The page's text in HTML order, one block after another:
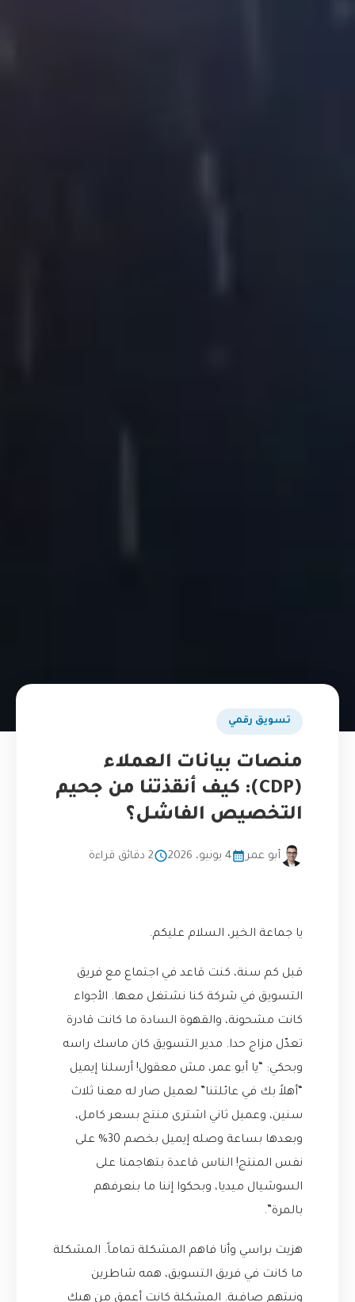
تسويق رقمي
منصات بيانات العملاء
(CDP): كيف أنقذتنا من جحيم
التخصيص الفاشل؟
أبو عمر 4 يونيو، 2026 2 دقائق قراءة
يا جماعة الخير، السلام عليكم.
قبل كم سنة، كنت قاعد في اجتماع مع فريق
التسويق في شركة كنا نشتغل معها. الأجواء
كانت مشحونة، والقهوة السادة ما كانت قادرة
تعدّل مزاج حدا. مدير التسويق كان ماسك راسه
وبحكي: “يا أبو عمر، مش معقول! أرسلنا إيميل
“أهلاً بك في عائلتنا” لعميل صار له معنا ثلاث
سنين، وعميل ثاني اشترى منتج بسعر كامل،
وبعدها بساعة وصله إيميل بخصم 30% على
نفس المنتج! الناس قاعدة بتهاجمنا على
السوشيال ميديا، وبحكوا إننا ما بنعرفهم
بالمرة”.
هزيت براسي وأنا فاهم المشكلة تماماً. المشكلة
ما كانت في فريق التسويق، همه شاطرين
ونيتهم صافية. المشكلة كانت أعمق من هيك